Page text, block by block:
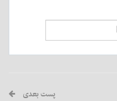
پست بعدی